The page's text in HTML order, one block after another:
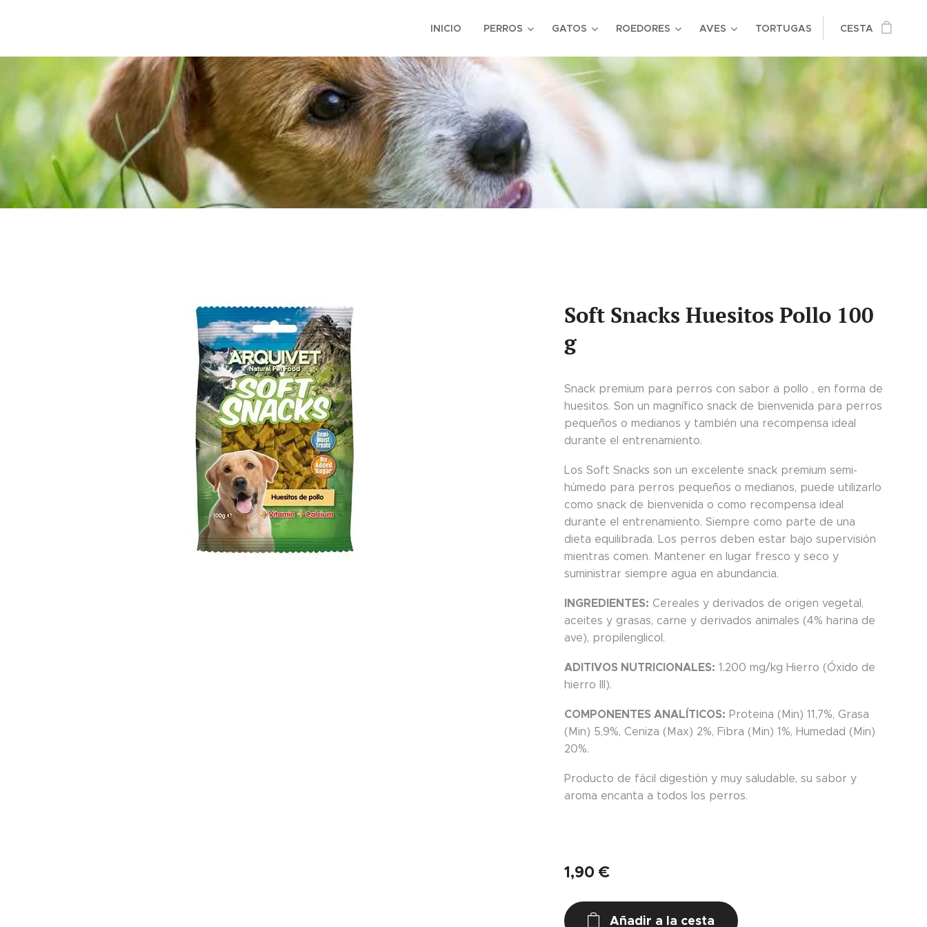
INICIO PERROS GATOS ROEDORES AVES TORTUGAS CESTA
Soft Snacks Huesitos Pollo 100
g
Snack premium para perros con sabor a pollo , en forma de
huesitos. Son un magnífico snack de bienvenida para perros
pequeños o medianos y también una recompensa ideal
durante el entrenamiento.
Los Soft Snacks son un excelente snack premium semi-
húmedo para perros pequeños o medianos, puede utilizarlo
como snack de bienvenida o como recompensa ideal
durante el entrenamiento. Siempre como parte de una
dieta equilibrada. Los perros deben estar bajo supervisión
mientras comen. Mantener en lugar fresco y seco y
suministrar siempre agua en abundancia.
INGREDIENTES: Cereales y derivados de origen vegetal,
aceites y grasas, carne y derivados animales (4% harina de
ave), propilenglicol.
ADITIVOS NUTRICIONALES: 1.200 mg/kg Hierro (Óxido de
hierro III).
COMPONENTES ANALÍTICOS: Proteina (Min) 11,7%, Grasa
(Min) 5,9%, Ceniza (Max) 2%, Fibra (Min) 1%, Humedad (Min)
20%.
Producto de fácil digestión y muy saludable, su sabor y
aroma encanta a todos los perros.
1,90 €
Añadir a la cesta